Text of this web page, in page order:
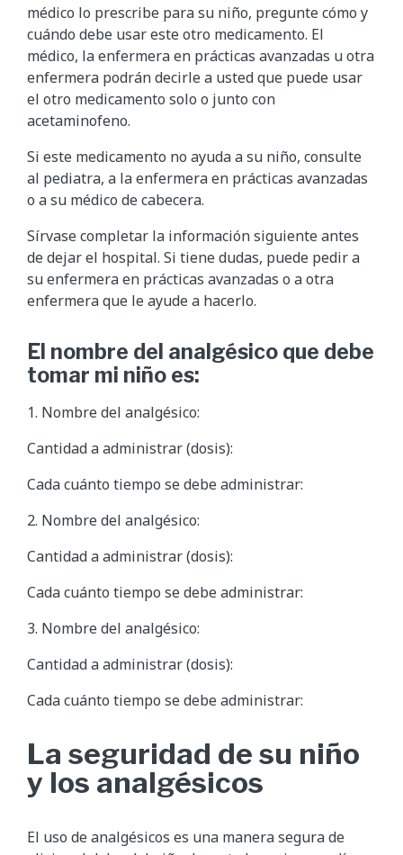
médico lo prescribe para su niño, pregunte cómo y
cuándo debe usar este otro medicamento. El
médico, la enfermera en prácticas avanzadas u otra
enfermera podrán decirle a usted que puede usar
el otro medicamento solo o junto con
acetaminofeno.
Si este medicamento no ayuda a su niño, consulte
al pediatra, a la enfermera en prácticas avanzadas
o a su médico de cabecera.
Sírvase completar la información siguiente antes
de dejar el hospital. Si tiene dudas, puede pedir a
su enfermera en prácticas avanzadas o a otra
enfermera que le ayude a hacerlo.
El nombre del analgésico que debe
tomar mi niño es:
1. Nombre del analgésico:
Cantidad a administrar (dosis):
Cada cuánto tiempo se debe administrar:
2. Nombre del analgésico:
Cantidad a administrar (dosis):
Cada cuánto tiempo se debe administrar:
3. Nombre del analgésico:
Cantidad a administrar (dosis):
Cada cuánto tiempo se debe administrar:
La seguridad de su niño
y los analgésicos
El uso de analgésicos es una manera segura de